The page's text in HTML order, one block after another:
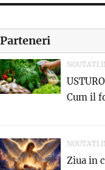
Parteneri
Cum il
Ziua in